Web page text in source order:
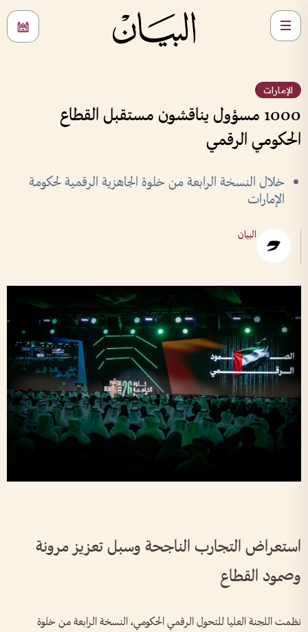
الإمارات
1000 مسؤول يناقشون مستقبل القطاع
الحكومي الرقمي
خلال النسخة الرابعة من خلوة الجاهزية الرقمية لحكومة
الإمارات
البيان
استعراض التجارب الناجحة وسبل تعزيز مرونة
وصمود القطاع
نظمت اللجنة العليا للتحول الرقمي الحكومي، النسخة الرابعة من خلوة